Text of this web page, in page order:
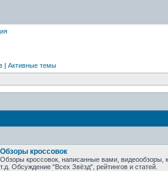
| Активные темы
Обзоры кроссовок
Обзоры кроссовок, написанные вами,
т.д. Обсуждение "Всех Звёзд", рейтингов и статей.